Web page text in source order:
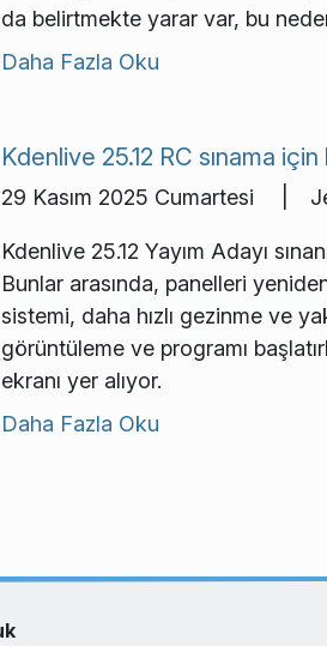
da belirtmekte yarar var, bu
Daha Fazla Oku
Kdenlive 25.12 RC sınama için
29 Kasım 2025 Cumartesi |
Kdenlive 25.12 Yayım Adayı
Bunlar arasında, panelleri
sistemi, daha hızlı gezinme ve
görüntüleme ve programı
ekranı yer alıyor.
Daha Fazla Oku